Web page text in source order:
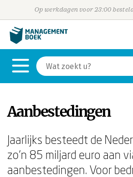
Op werkdagen voor 23:00
Aanbestedingen
Jaarlijks besteedt de
zo'n 85 miljard euro aan
aanbestedingen. Voor